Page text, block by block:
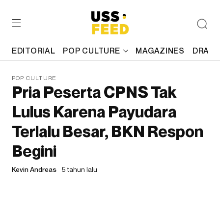
EDITORIAL POP CULTURE MAGAZINES
POP CULTURE
Pria Peserta CPNS Tak
Lulus Karena Payudara
Terlalu Besar, BKN Respon
Begini
Kevin Andreas 5 tahun lalu